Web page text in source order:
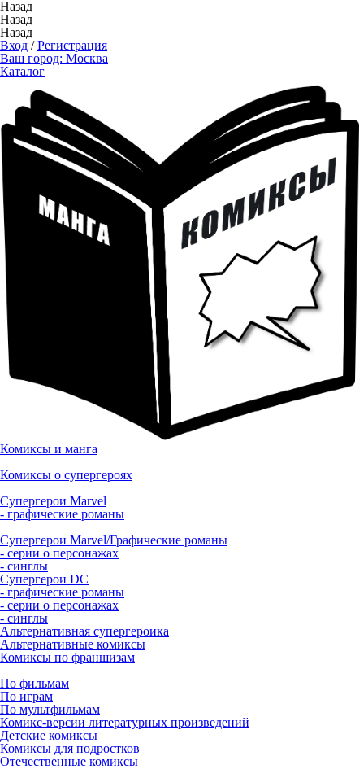
Назад
Назад
Назад
Вход /Регистрация
Ваш город: Москва
Каталог
Комиксы и манга
Комиксы о супергероях
Супергерои Marvel
- графические романы
Супергерои Marvel/Графические романы
- серии о персонажах
- синглы
Супергерои DC
- графические романы
- серии о персонажах
- синглы
Альтернативная супергероика
Альтернативные комиксы
Комиксы по франшизам
По фильмам
По играм
По мультфильмам
Комикс-версии литературных произведений
Детские комиксы
Комиксы для подростков
Отечественные комиксы